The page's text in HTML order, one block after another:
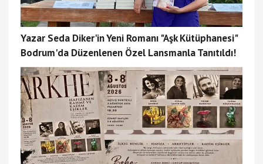
Yazar Seda Diker'in Yeni Romanı "Aşk Kütüphanesi"
Bodrum'da Düzenlenen Özel Lansmanla Tanıtıldı!